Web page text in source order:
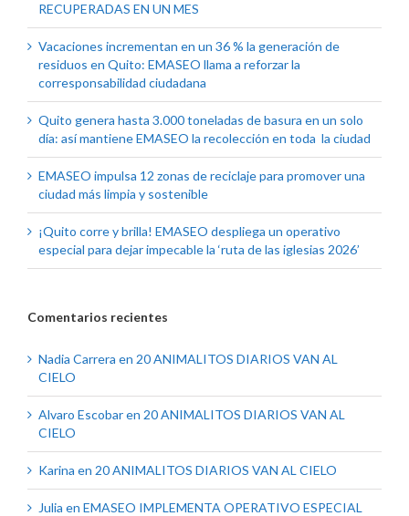
RECUPERADAS EN UN MES
Vacaciones incrementan en un 36 % la generación de
residuos en Quito: EMASEO llama a reforzar la
corresponsabilidad ciudadana
Quito genera hasta 3.000 toneladas de basura en un solo
día: así mantiene EMASEO la recolección en toda la ciudad
EMASEO impulsa 12 zonas de reciclaje para promover una
ciudad más limpia y sostenible
¡Quito corre y brilla! EMASEO despliega un operativo
especial para dejar impecable la ‘ruta de las iglesias 2026’
Comentarios recientes
Nadia Carrera en 20 ANIMALITOS DIARIOS VAN AL
CIELO
Alvaro Escobaren 20 ANIMALITOS DIARIOS VAN AL
CIELO
Karina en 20 ANIMALITOS DIARIOS VAN AL CIELO
Julia en EMASEO IMPLEMENTA OPERATIVO ESPECIAL